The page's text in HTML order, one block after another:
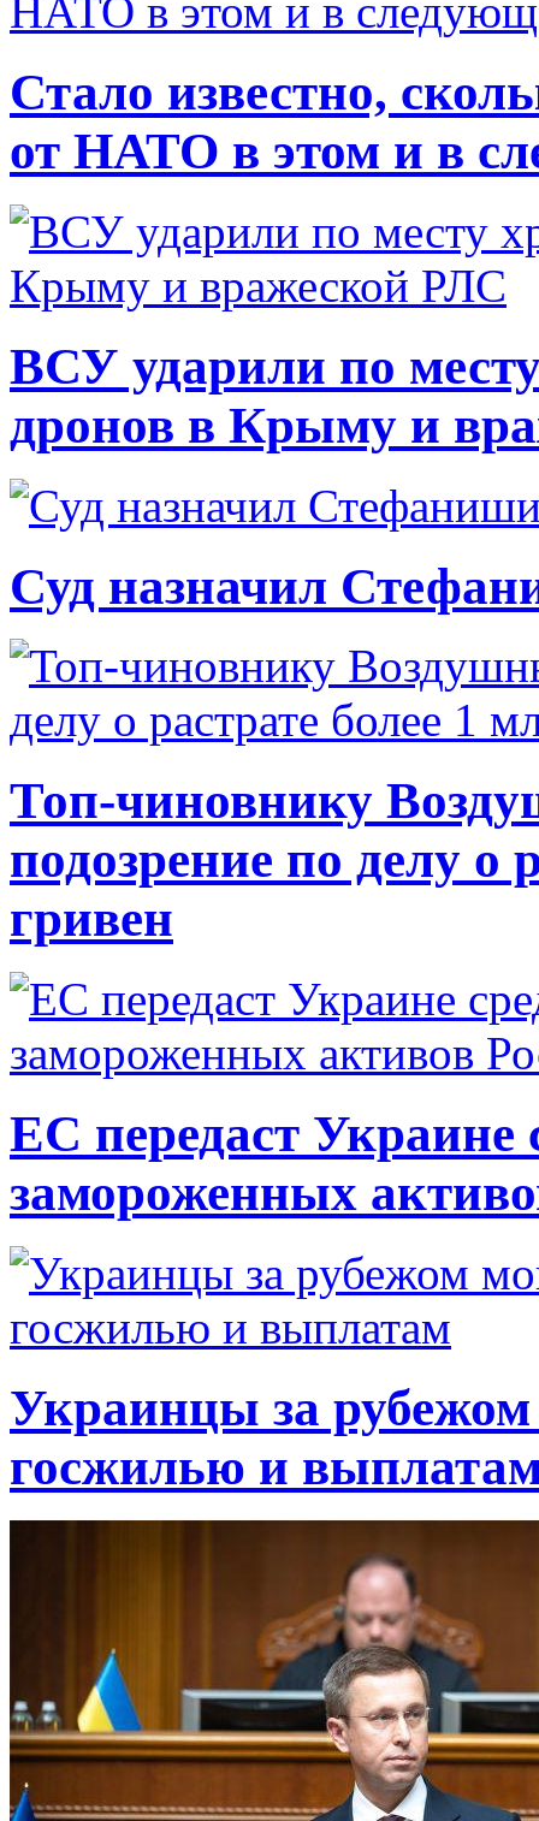
Стало известно,
от НАТО в этом и в
ВСУ ударили по
дронов в Крыму и
Суд назначил
Топ-чиновнику
подозрение по делу о
гривен
ЕС передаст Украине
замороженных
Украинцы за рубежом
госжилью и